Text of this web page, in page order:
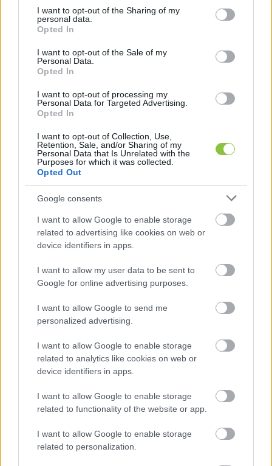
not limited to your visit or usage behaviour. You may click to
grant or deny consent to Google and its third-party tags to
use your data for below specified purposes in below Google
consent section.
I want to opt-out of the Sharing of my
personal data.
Opted In
I want to opt-out of the Sale of my
Personal Data.
Opted In
I want to opt-out of processing my
Personal Data for Targeted Advertising.
Opted In
I want to opt-out of Collection, Use,
Retention, Sale, and/or Sharing of my
Personal Data that Is Unrelated with the
Purposes for which it was collected.
Opted Out
Google consents
I want to allow Google to enable storage
related to advertising like cookies on web or
device identifiers in apps.
I want to allow my user data to be sent to
Google for online advertising purposes.
I want to allow Google to send me
personalized advertising.
I want to allow Google to enable storage
related to analytics like cookies on web or
device identifiers in apps.
I want to allow Google to enable storage
related to functionality of the website or app.
I want to allow Google to enable storage
related to personalization.
Kizárólag jogi védelemre fordítható. Háromtagú
tanács dönt róla – kiadói, szakmai és
szakértő bevonásával – az Áramlat Alapítvány
Jogvédelmi Alapjának Etikai Kódexe alapján.
Mert a bizalom nem bemondásra működik.
Óvatosak legyünk vagy szabadok,
ez a kérdés…
Ez azért fontos, mert ha egy szerkesztőség
anyagilag ellehetetlenül egy per miatt, akkor
legközelebb kétszer meggondolja, mit ír le. És
onnantól már nem szabad a sajtó. Hanem
óvatos. Mi nem szeretnénk óvatosak lenni az
igazsággal.
egyszerűen beolvashatod, és az összeg
érkezik.